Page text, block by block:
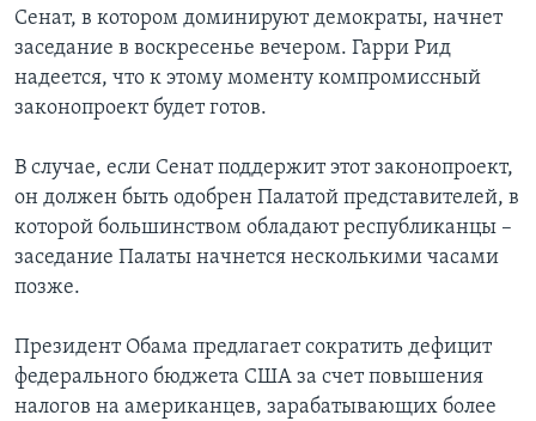
Сенат, в котором доминируют демократы, начнет
заседание в воскресенье вечером. Гарри Рид
надеется, что к этому моменту компромиссный
законопроект будет готов.
В случае, если Сенат поддержит этот законопроект,
он должен быть одобрен Палатой представителей, в
которой большинством обладают республиканцы –
заседание Палаты начнется несколькими часами
позже.
Президент Обама предлагает сократить дефицит
федерального бюджета США за счет повышения
налогов на американцев, зарабатывающих более